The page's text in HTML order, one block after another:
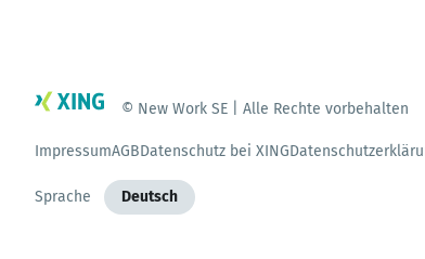
© New Work SE | Alle Rechte vorbehalten
ImpressumAGBDatenschutz bei XING
Sprache Deutsch